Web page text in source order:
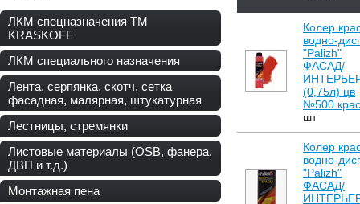
ЛКМ спецназначения ТМ
KRASKOFF
ЛКМ специального назначения
Лента, серпянка, скотч, сетка
фасадная, малярная, штукатурная
Лестницы, стремянки
Листовые материалы (OSB, фанера,
ДВП и т.д.)
Монтажная пена
Колер
водно-
"Palizh"
ФАСАД/
(0,75л) цв
№500
шт
Колер
водно-
"Palizh"
ФАСАД/